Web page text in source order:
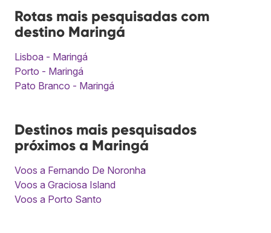
Rotas mais pesquisadas com
destino Maringá
Lisboa - Maringá
Porto - Maringá
Pato Branco - Maringá
Destinos mais pesquisados
próximos a Maringá
Voos a Fernando De Noronha
Voos a Graciosa Island
Voos a Porto Santo